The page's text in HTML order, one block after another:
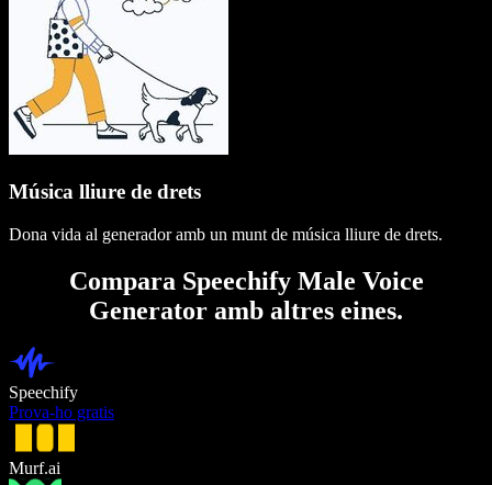
Música lliure de drets
Dona vida al generador amb un munt de música lliure de drets.
Compara Speechify Male Voice
Generator amb altres eines.
Speechify
Prova-ho gratis
Murf.ai